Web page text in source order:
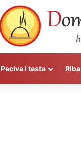
Peciva i testa Riba